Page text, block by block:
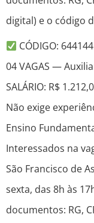
digital) e o código
CÓDIGO: 644144
04 VAGAS —
SALÁRIO: R$
Não exige
Ensino
Interessados na
São Francisco de
sexta, das 8h às
documentos: RG,